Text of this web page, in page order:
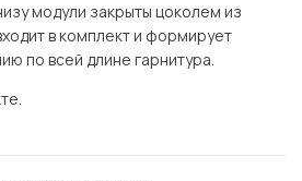
модули закрыты цоколем из
в комплект и формирует
по всей длине гарнитура.